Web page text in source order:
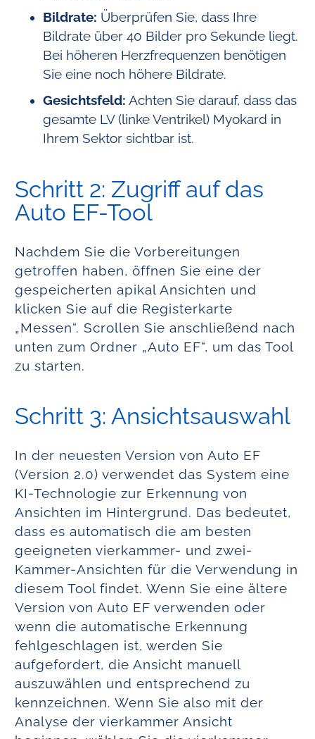
Bildrate: Überprüfen Sie, dass Ihre
Bildrate über 40 Bilder pro Sekunde liegt.
Bei höheren Herzfrequenzen benötigen
Sie eine noch höhere Bildrate.
Gesichtsfeld: Achten Sie darauf, dass das
gesamte LV (linke Ventrikel) Myokard in
Ihrem Sektor sichtbar ist.
Schritt 2: Zugriff auf das
Auto EF-Tool
Nachdem Sie die Vorbereitungen
getroffen haben, öffnen Sie eine der
gespeicherten apikal Ansichten und
klicken Sie auf die Registerkarte
„Messen“. Scrollen Sie anschließend nach
unten zum Ordner „Auto EF“, um das Tool
zu starten.
Schritt 3: Ansichtsauswahl
In der neuesten Version von Auto EF
(Version 2.0) verwendet das System eine
KI-Technologie zur Erkennung von
Ansichten im Hintergrund. Das bedeutet,
dass es automatisch die am besten
geeigneten vierkammer- und zwei-
Kammer-Ansichten für die Verwendung in
diesem Tool findet. Wenn Sie eine ältere
Version von Auto EF verwenden oder
wenn die automatische Erkennung
fehlgeschlagen ist, werden Sie
aufgefordert, die Ansicht manuell
auszuwählen und entsprechend zu
kennzeichnen. Wenn Sie also mit der
Analyse der vierkammer Ansicht